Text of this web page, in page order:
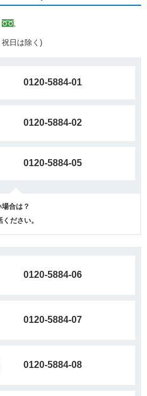
日は除く)
0120-5884-01
0120-5884-02
0120-5884-05
合は？
ださい。
0120-5884-06
0120-5884-07
0120-5884-08